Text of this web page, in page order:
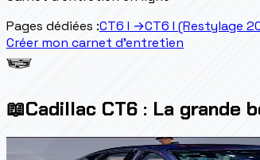
Pages dédiées :CT6 I →CT6 I (Restylage
Créer mon carnet d'entretien
📖Cadillac CT6 : La grande